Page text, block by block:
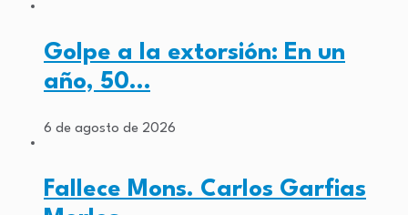
Golpe a la extorsión: En un
año, 50…
6 de agosto de 2026
Fallece Mons. Carlos Garfias